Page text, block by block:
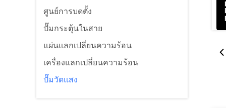
ศูนย์การบดตั้ง
ปั๊มกระตุ้นในสาย
แผ่นแลกเปลี่ยนความร้อน
เครื่องแลกเปลี่ยนความร้อน
ปั๊มวัดแสง